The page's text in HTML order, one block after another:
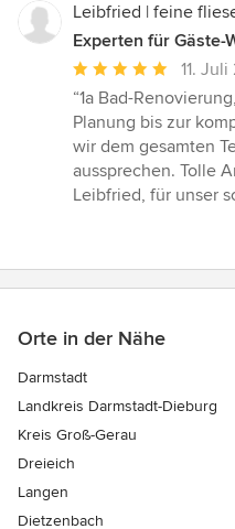
Leibfried | feine
Experten für Gäste-
Durchschnittliche
Bewertung:
5
von
5
Sternen
11. Juli
“1a Bad-
Planung bis zur
wir dem gesamten
aussprechen. Tolle
Leibfried, für unser
Orte in der Nähe
Darmstadt
Landkreis Darmstadt-Dieburg
Kreis Groß-Gerau
Dreieich
Langen
Dietzenbach